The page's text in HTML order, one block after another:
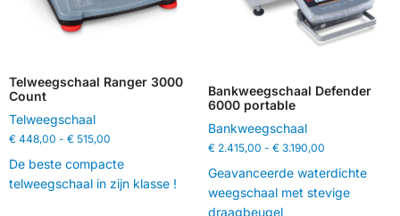
Telweegschaal Ranger 3000
Count
Telweegschaal
€ 448,00 - € 515,00
De beste compacte
telweegschaal in zijn klasse !
Bankweegschaal Defender
6000 portable
Bankweegschaal
€2.415,00 - €3.190,00
Geavanceerde waterdichte
weegschaal met stevige
draagbeugel